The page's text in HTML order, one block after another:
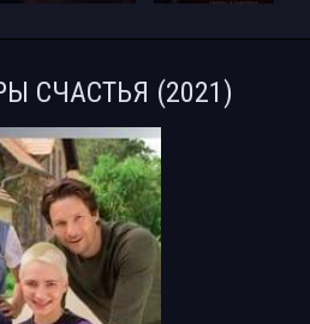
СЧАСТЬЯ (2021)